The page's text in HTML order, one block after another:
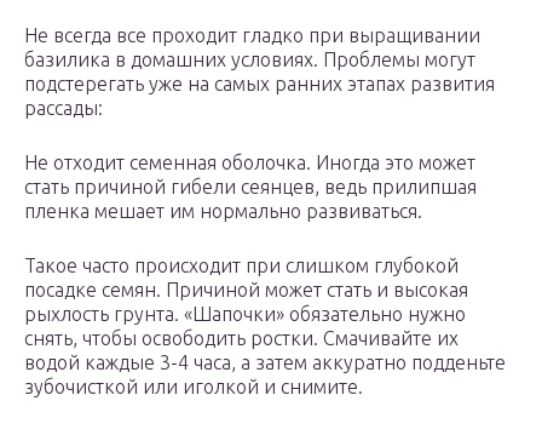
Не всегда все проходит гладко при выращивании
базилика в домашних условиях. Проблемы могут
подстерегать уже на самых ранних этапах развития
рассады:
Не отходит семенная оболочка. Иногда это может
стать причиной гибели сеянцев, ведь прилипшая
пленка мешает им нормально развиваться.
Такое часто происходит при слишком глубокой
посадке семян. Причиной может стать и высокая
рыхлость грунта. «Шапочки» обязательно нужно
снять, чтобы освободить ростки. Смачивайте их
водой каждые 3-4 часа, а затем аккуратно подденьте
зубочисткой или иголкой и снимите.